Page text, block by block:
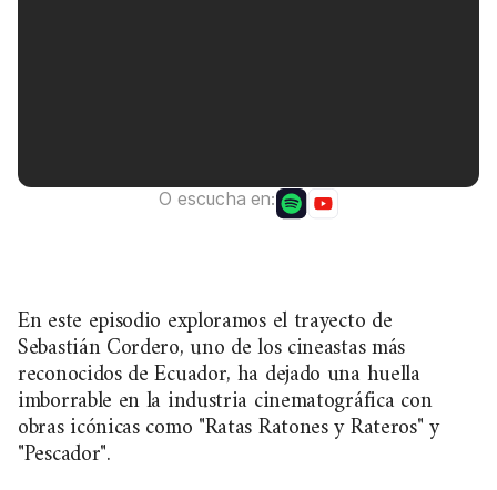
O escucha en:
En este episodio exploramos el trayecto de
Sebastián Cordero, uno de los cineastas más
reconocidos de Ecuador, ha dejado una huella
imborrable en la industria cinematográfica con
obras icónicas como "Ratas Ratones y Rateros" y
"Pescador".